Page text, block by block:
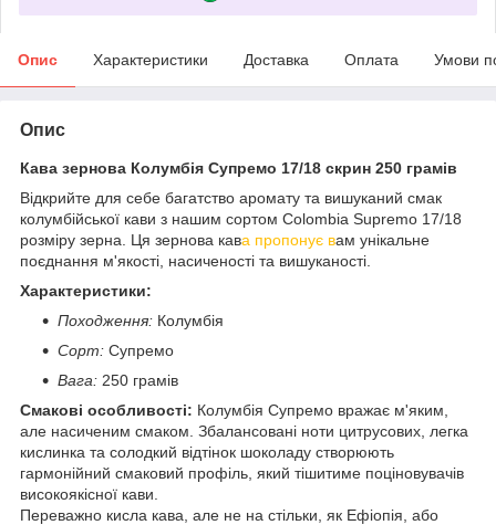
Опис Характеристики Доставка Оплата Умови
Опис
Кава зернова Колумбія Супремо 17/18 скрин 250 грамів
Відкрийте для себе багатство аромату та вишуканий смак
колумбійської кави з нашим сортом Colombia Supremo 17/18
розміру зерна. Ця зернова кава пропонує вам унікальне
поєднання м'якості, насиченості та вишуканості.
Характеристики:
Походження: Колумбія
Сорт: Супремо
Вага: 250 грамів
Смакові особливості: Колумбія Супремо вражає м'яким,
але насиченим смаком. Збалансовані ноти цитрусових, легка
кислинка та солодкий відтінок шоколаду створюють
гармонійний смаковий профіль, який тішитиме поціновувачів
високоякісної кави.
Переважно кисла кава, але не на стільки, як Ефіопія, або